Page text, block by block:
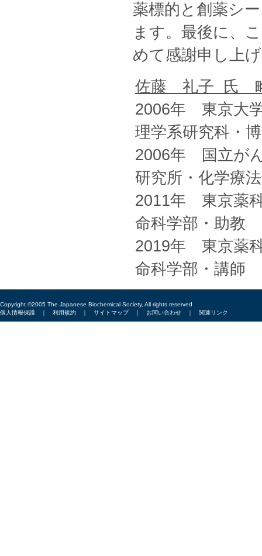
薬標的と創薬シ
ます。最後に、
めて感謝申し上
佐藤 礼子 氏
2006年 東京大
理学系研究科・
2006年 国立が
研究所・化学療
2011年 東京薬
命科学部・助教
2019年 東京薬
命科学部・講師
Copyright ©2005 The Japanese Biochemical Society, All rights reserved
個人情報保護 ｜ 利用規約 ｜ サイトマップ｜ お問い合わせ ｜ 関連リンク